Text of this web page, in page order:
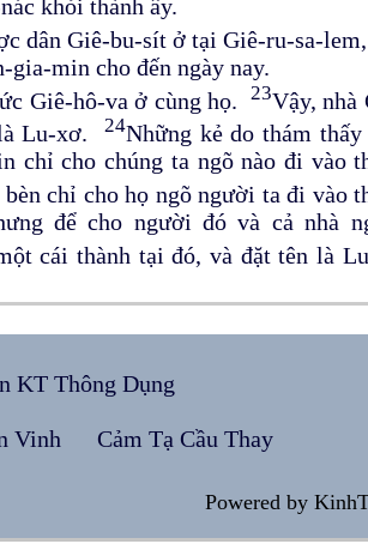
khỏi thành ấy.
dân Giê-bu-sít ở tại Giê-ru-sa-
gia-min cho đến ngày nay.
Giê-hô-va ở cùng họ. 23Vậy, nhà
Lu-xơ. 24Những kẻ do thám
chỉ cho chúng ta ngõ nào đi vào
chỉ cho họ ngõ người ta đi vào
để cho người đó và cả nhà
cái thành tại đó, và đặt tên là
địa hạt nó, hoặc dân ở Đô-rơ
ở trong các thành địa hạt nó, hoặc
chẳng đuổi đi, vì dân Ca-na-an
thạnh, thì bắt dân Ca-na-an
ở tại Ghê-xe; nhưng dân Ca-na-an
KT Thông Dụng
Vinh Cảm Tạ Cầu Thay
Powered by